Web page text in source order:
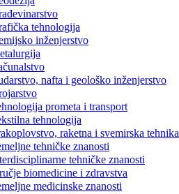
tehnologija
inženjerstvo
nafta i geološko inženjerstvo
prometa i transport
tehnologija
raketna i svemirska tehnika
tehničke znanosti
tehničke znanosti
biomedicine i zdravstva
medicinske znanosti